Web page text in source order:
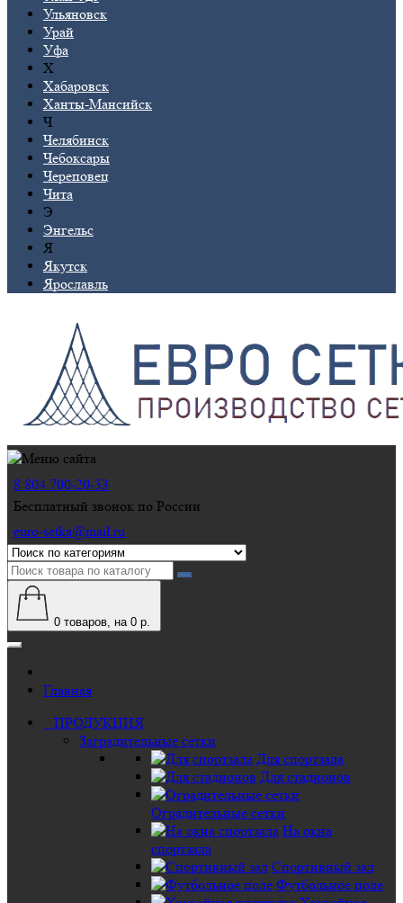
Ульяновск
Урай
Уфа
Х
Хабаровск
Ханты-Мансийск
Ч
Челябинск
Чебоксары
Череповец
Чита
Э
Энгельс
Я
Якутск
Ярославль
8 804 700-20-33
Бесплатный звонок по России
euro-setka@mail.ru
0 товаров, на 0 р.
Главная
ПРОДУКЦИЯ
Заградительные сетки
Для спортзала
Для стадионов
Оградительные сетки
На окна
спортзала
Спортивный зал
Футбольное поле